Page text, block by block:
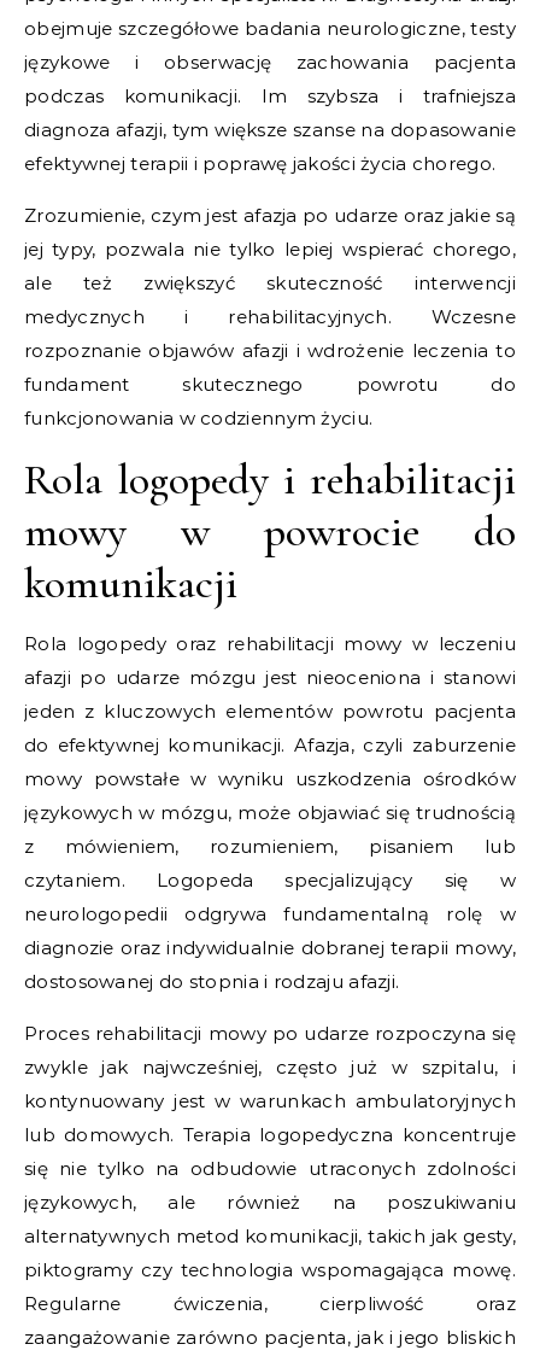
obejmuje szczegółowe badania neurologiczne, testy
językowe i obserwację zachowania pacjenta
podczas komunikacji. Im szybsza i trafniejsza
diagnoza afazji, tym większe szanse na dopasowanie
efektywnej terapii i poprawę jakości życia chorego.
Zrozumienie, czym jest afazja po udarze oraz jakie są
jej typy, pozwala nie tylko lepiej wspierać chorego,
ale też zwiększyć skuteczność interwencji
medycznych i rehabilitacyjnych. Wczesne
rozpoznanie objawów afazji i wdrożenie leczenia to
fundament skutecznego powrotu do
funkcjonowania w codziennym życiu.
Rola logopedy i rehabilitacji
mowy w powrocie do
komunikacji
Rola logopedy oraz rehabilitacji mowy w leczeniu
afazji po udarze mózgu jest nieoceniona i stanowi
jeden z kluczowych elementów powrotu pacjenta
do efektywnej komunikacji. Afazja, czyli zaburzenie
mowy powstałe w wyniku uszkodzenia ośrodków
językowych w mózgu, może objawiać się trudnością
z mówieniem, rozumieniem, pisaniem lub
czytaniem. Logopeda specjalizujący się w
neurologopedii odgrywa fundamentalną rolę w
diagnozie oraz indywidualnie dobranej terapii mowy,
dostosowanej do stopnia i rodzaju afazji.
Proces rehabilitacji mowy po udarze rozpoczyna się
zwykle jak najwcześniej, często już w szpitalu, i
kontynuowany jest w warunkach ambulatoryjnych
lub domowych. Terapia logopedyczna koncentruje
się nie tylko na odbudowie utraconych zdolności
językowych, ale również na poszukiwaniu
alternatywnych metod komunikacji, takich jak gesty,
piktogramy czy technologia wspomagająca mowę.
Regularne ćwiczenia, cierpliwość oraz
zaangażowanie zarówno pacjenta, jak i jego bliskich